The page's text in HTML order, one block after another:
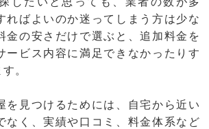
ればよいのか迷ってしまう方は少な
金の安さだけで選ぶと、追加料金を
ービス内容に満足できなかったりす
。
を見つけるためには、自宅から近い
なく、実績や口コミ、料金体系など